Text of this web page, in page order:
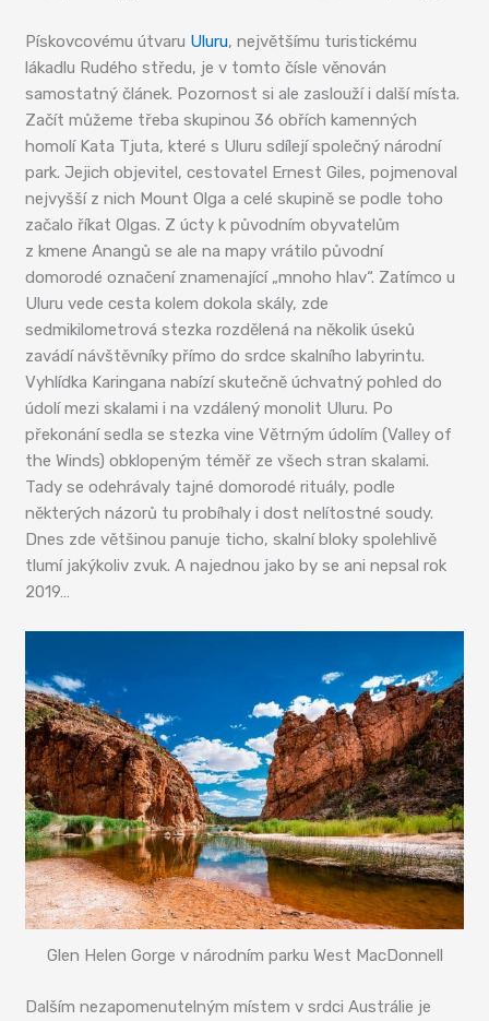
Pískovcovému útvaru Uluru, největšímu turistickému
lákadlu Rudého středu, je v tomto čísle věnován
samostatný článek. Pozornost si ale zaslouží i další místa.
Začít můžeme třeba skupinou 36 obřích kamenných
homolí Kata Tjuta, které s Uluru sdílejí společný národní
park. Jejich objevitel, cestovatel Ernest Giles, pojmenoval
nejvyšší z nich Mount Olga a celé skupině se podle toho
začalo říkat Olgas. Z úcty k původním obyvatelům
z kmene Anangů se ale na mapy vrátilo původní
domorodé označení znamenající „mnoho hlav“. Zatímco u
Uluru vede cesta kolem dokola skály, zde
sedmikilometrová stezka rozdělená na několik úseků
zavádí návštěvníky přímo do srdce skalního labyrintu.
Vyhlídka Karingana nabízí skutečně úchvatný pohled do
údolí mezi skalami i na vzdálený monolit Uluru. Po
překonání sedla se stezka vine Větrným údolím (Valley of
the Winds) obklopeným téměř ze všech stran skalami.
Tady se odehrávaly tajné domorodé rituály, podle
některých názorů tu probíhaly i dost nelítostné soudy.
Dnes zde většinou panuje ticho, skalní bloky spolehlivě
tlumí jakýkoliv zvuk. A najednou jako by se ani nepsal rok
2019…
Glen Helen Gorge v národním parku West MacDonnell
Dalším nezapomenutelným místem v srdci Austrálie je